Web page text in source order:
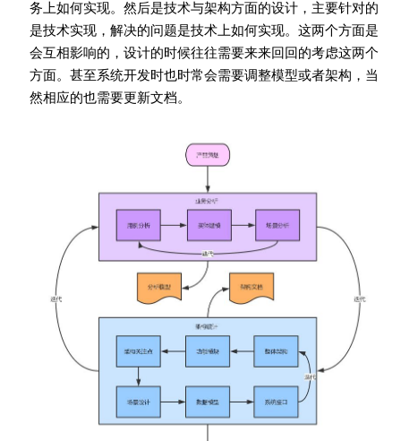
务上如何实现。然后是技术与架构方面的设计，主要针对的
是技术实现，解决的问题是技术上如何实现。这两个方面是
会互相影响的，设计的时候往往需要来来回回的考虑这两个
方面。甚至系统开发时也时常会需要调整模型或者架构，当
然相应的也需要更新文档。